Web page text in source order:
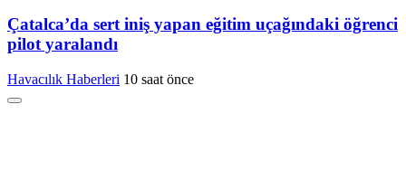
Çatalca’da sert iniş yapan eğitim uçağındaki öğrenci
pilot yaralandı
Havacılık Haberleri 10 saat önce